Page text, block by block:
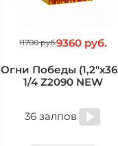
11700 руб.9360 руб.
Огни Победы
1/4 Z2090 NEW
36 залпов